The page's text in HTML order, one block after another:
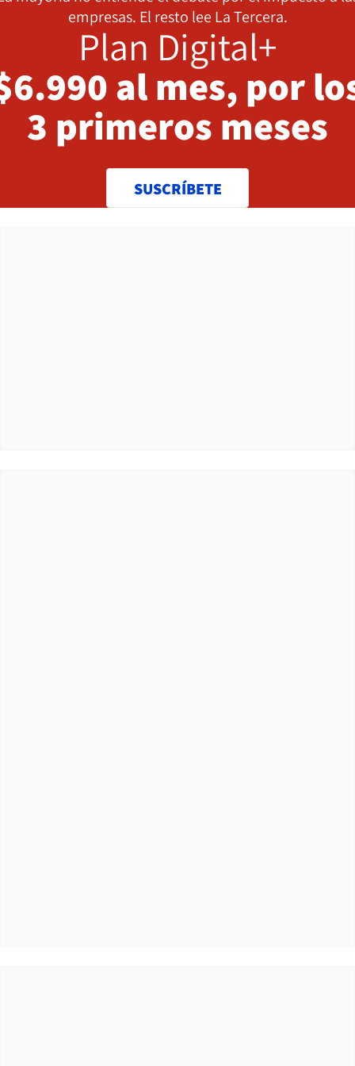
empresas. El resto lee La Tercera.
Plan Digital+
al mes, por
3 primeros meses
SUSCRÍBETE